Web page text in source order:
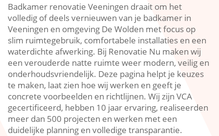
Badkamer renovatie Veeningen draait om het
volledig of deels vernieuwen van je badkamer in
Veeningen en omgeving De Wolden met focus op
slim ruimtegebruik, comfortabele installaties en een
waterdichte afwerking. Bij Renovatie Nu maken wij
een verouderde natte ruimte weer modern, veilig en
onderhoudsvriendelijk. Deze pagina helpt je keuzes
te maken, laat zien hoe wij werken en geeft je
concrete voorbeelden en richtlijnen. Wij zijn VCA
gecertificeerd, hebben 10 jaar ervaring, realiseerden
meer dan 500 projecten en werken met een
duidelijke planning en volledige transparantie.